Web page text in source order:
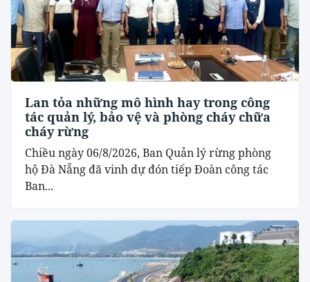
Lan tỏa những mô hình hay trong công
tác quản lý, bảo vệ và phòng cháy chữa
cháy rừng
Chiều ngày 06/8/2026, Ban Quản lý rừng phòng
hộ Đà Nẵng đã vinh dự đón tiếp Đoàn công tác
Ban...